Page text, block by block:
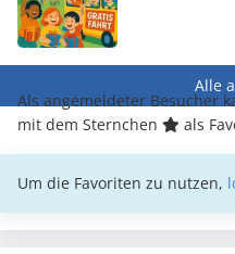
Alle
Als angemeldeter Besucher
mit dem Sternchen
als
Um die Favoriten zu nutzen,